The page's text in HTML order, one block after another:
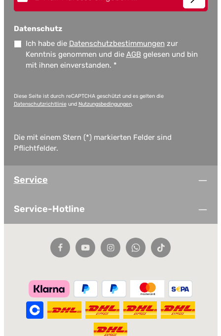
Datenschutz
Ich habe die Datenschutzbestimmungen zur
Kenntnis genommen und die AGB gelesen und bin
mit ihnen einverstanden. *
Diese Seite ist durch reCAPTCHA geschützt und es gelten die
Datenschutzrichtlinieund Nutzungsbedingungen.
Die mit einem Stern (*) markierten Felder sind
Pflichtfelder.
Service
Service-Hotline